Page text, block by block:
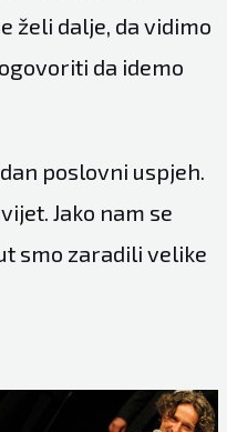
želi dalje, da vidimo
da idemo
poslovni uspjeh.
Jako nam se
smo zaradili velike